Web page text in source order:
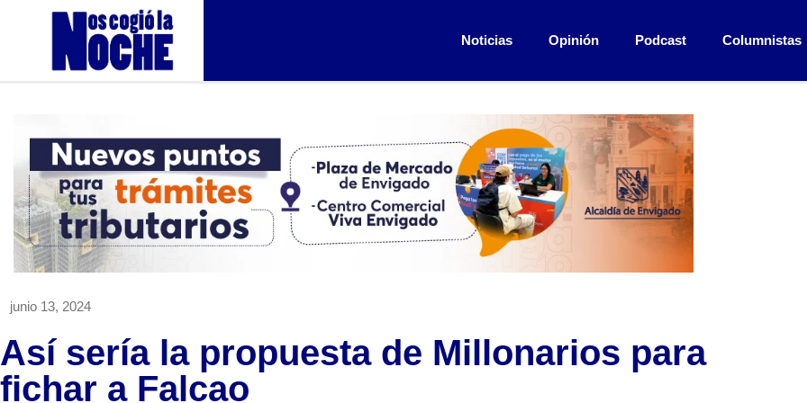
Noticias Opinión Podcast Columnistas
junio 13, 2024
Así sería la propuesta de Millonarios para
fichar a Falcao